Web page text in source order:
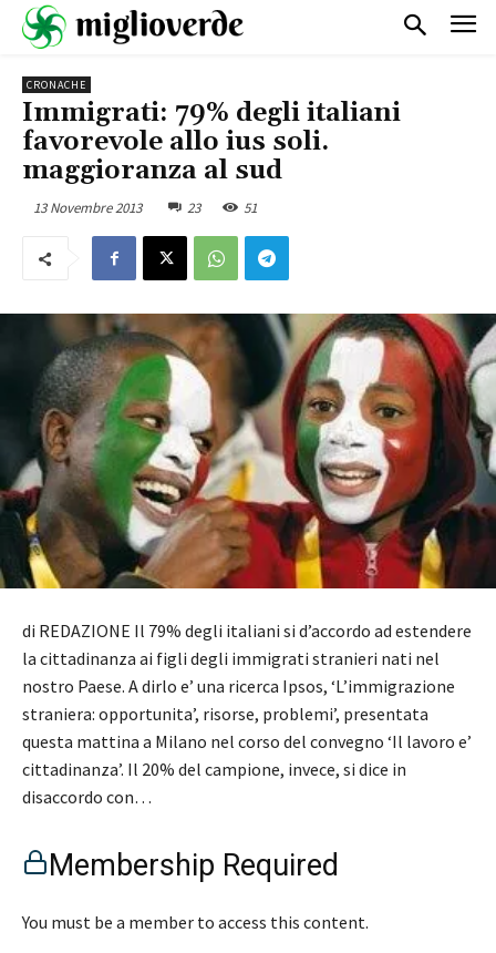
CRONACHE
Immigrati: 79% degli italiani
favorevole allo ius soli.
maggioranza al sud
13 Novembre 2013 23 51
di REDAZIONE Il 79% degli italiani si d’accordo ad estendere
la cittadinanza ai figli degli immigrati stranieri nati nel
nostro Paese. A dirlo e’ una ricerca Ipsos, ‘L’immigrazione
straniera: opportunita’, risorse, problemi’, presentata
questa mattina a Milano nel corso del convegno ‘Il lavoro e’
cittadinanza’. Il 20% del campione, invece, si dice in
disaccordo con…
Membership Required
You must be a member to access this content.